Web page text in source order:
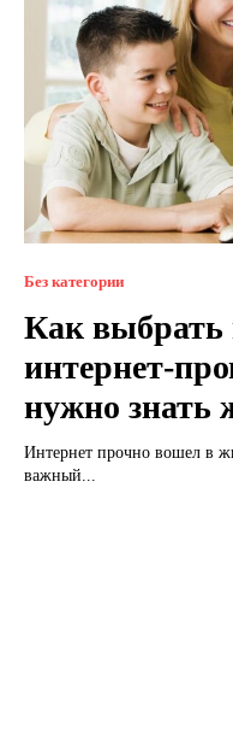
Без категории
Как выбрать
интернет-
нужно знать
Интернет прочно вошел в
важный...